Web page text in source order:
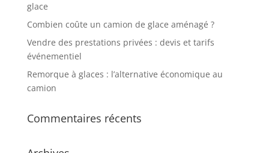
glace
Combien coûte un camion de glace aménagé ?
Vendre des prestations privées : devis et tarifs
événementiel
Remorque à glaces : l’alternative économique au
camion
Commentaires récents